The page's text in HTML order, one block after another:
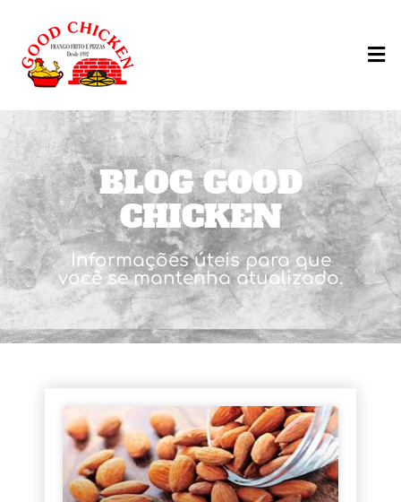
BLOG GOOD
CHICKEN
Informações úteis para que
você se mantenha atualizado.